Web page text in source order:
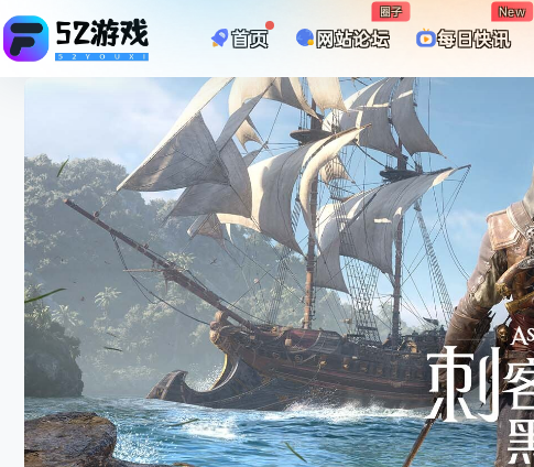
首页 网站论坛
圈子
每日快讯
New